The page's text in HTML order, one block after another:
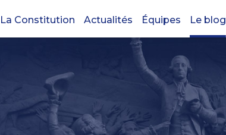
La Constitution Actualités Équipes Le blog